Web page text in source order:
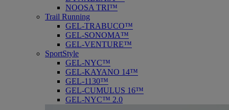
NOOSA TRI™
Trail Running
GEL-TRABUCO™
GEL-SONOMA™
GEL-VENTURE™
SportStyle
GEL-NYC™
GEL-KAYANO 14™
GEL-1130™
GEL-CUMULUS 16™
GEL-NYC™ 2.0